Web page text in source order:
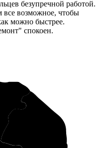
безупречной работой.
все возможное, чтобы
можно быстрее.
спокоен.